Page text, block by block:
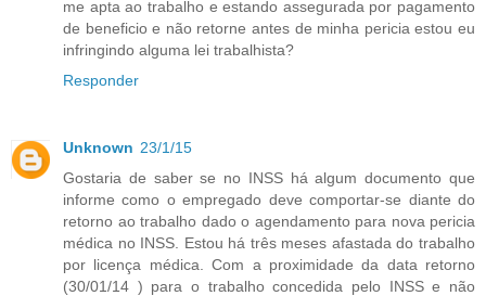
me apta ao trabalho e estando assegurada por pagamento
de beneficio e não retorne antes de minha pericia estou eu
infringindo alguma lei trabalhista?
Responder
Unknown 23/1/15
Gostaria de saber se no INSS há algum documento que
informe como o empregado deve comportar-se diante do
retorno ao trabalho dado o agendamento para nova pericia
médica no INSS. Estou há três meses afastada do trabalho
por licença médica. Com a proximidade da data retorno
(30/01/14 ) para o trabalho concedida pelo INSS e não